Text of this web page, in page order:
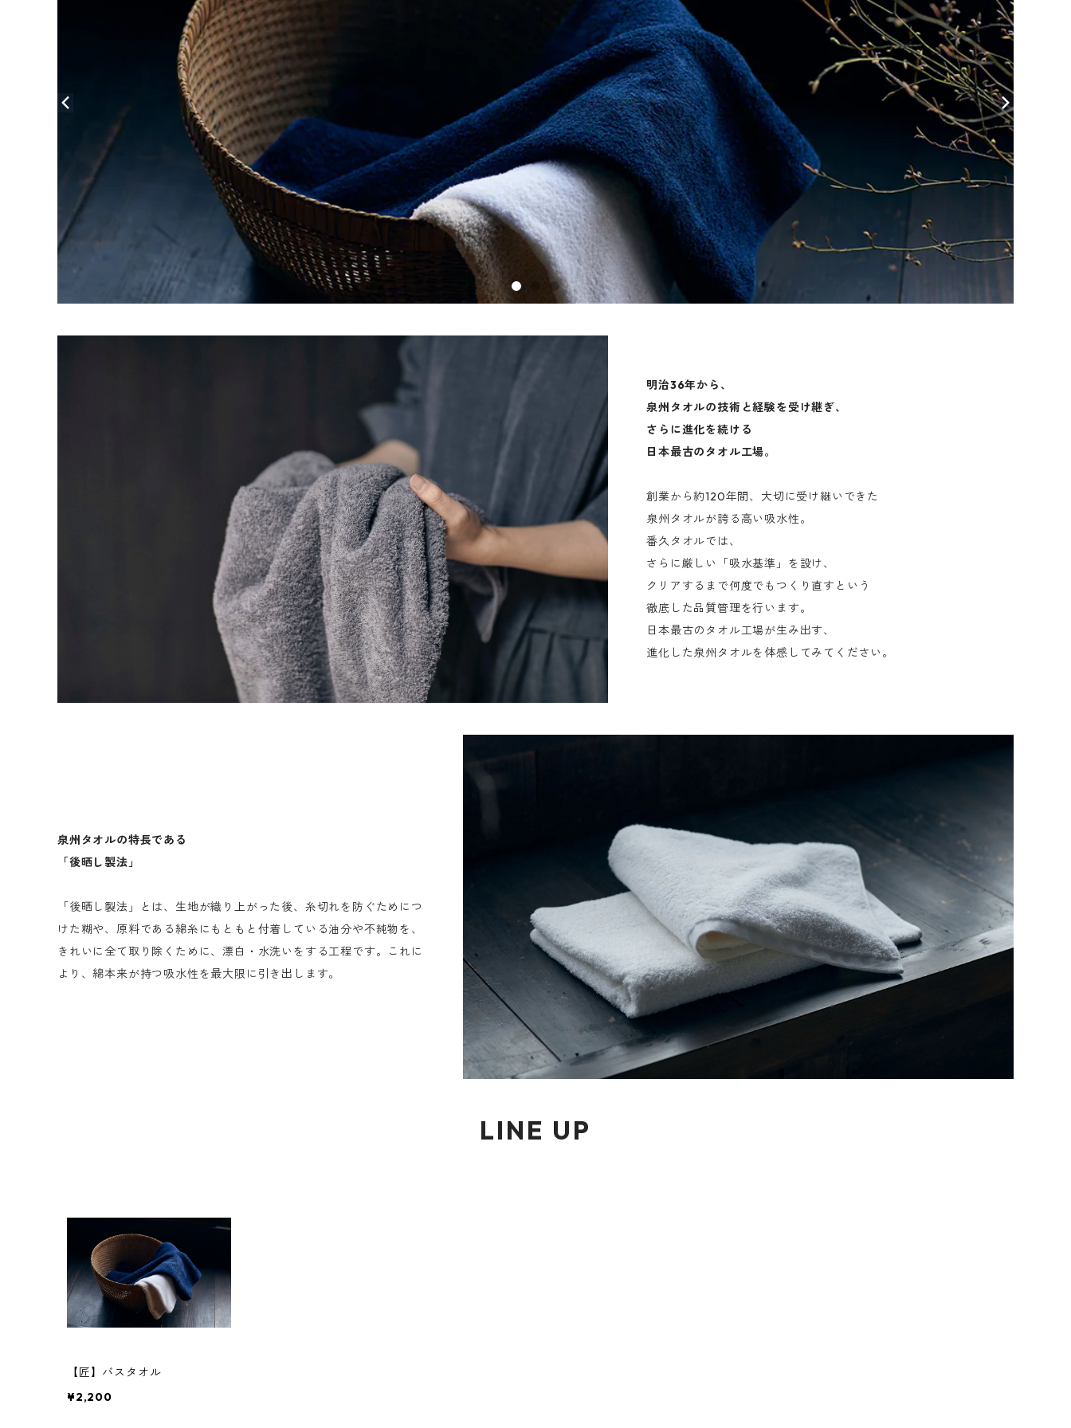
明治36年から、
泉州タオルの技術と経験を受け継ぎ、
さらに進化を続ける
日本最古のタオル工場。
創業から約120年間、大切に受け継いできた
泉州タオルが誇る高い吸水性。
番久タオルでは、
さらに厳しい「吸水基準」を設け、
クリアするまで何度でもつくり直すという
徹底した品質管理を行います。
日本最古のタオル工場が生み出す、
進化した泉州タオルを体感してみてください。
泉州タオルの特長である
「後晒し製法」
「後晒し製法」とは、生地が織り上がった後、糸切れを防ぐためにつ
けた糊や、原料である綿糸にもともと付着している油分や不純物を、
きれいに全て取り除くために、漂白・水洗いをする工程です。これに
より、綿本来が持つ吸水性を最大限に引き出します。
LINE UP
【匠】バスタオル
¥2,200